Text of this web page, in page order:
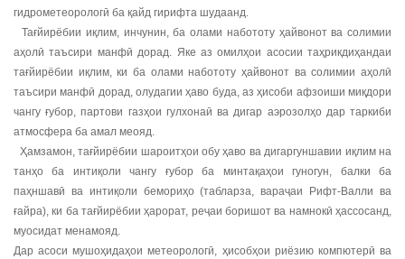
гидрометеорологӣ ба қайд гирифта шудаанд.
Тағйирёбии иқлим, инчунин, ба олами набототу ҳайвонот ва солимии
аҳолӣ таъсири манфӣ дорад. Яке аз омилҳои асосии таҳрикдиҳандаи
тағйирёбии иқлим, ки ба олами набототу ҳайвонот ва солимии аҳолӣ
таъсири манфӣ дорад, олудагии ҳаво буда, аз ҳисоби афзоиши миқдори
чангу ғубор, партови газҳои гулхонаӣ ва дигар аэрозолҳо дар таркиби
атмосфера ба амал меояд.
Ҳамзамон, тағйирёбии шароитҳои обу ҳаво ва дигаргуншавии иқлим на
танҳо ба интиқоли чангу ғубор ба минтақаҳои гуногун, балки ба
паҳншавӣ ва интиқоли бемориҳо (табларза, вараҷаи Рифт-Валли ва
ғайра), ки ба тағйирёбии ҳарорат, реҷаи боришот ва намнокӣ ҳассосанд,
муосидат менамояд.
Дар асоси мушоҳидаҳои метеорологӣ, ҳисобҳои риёзию компютерӣ ва